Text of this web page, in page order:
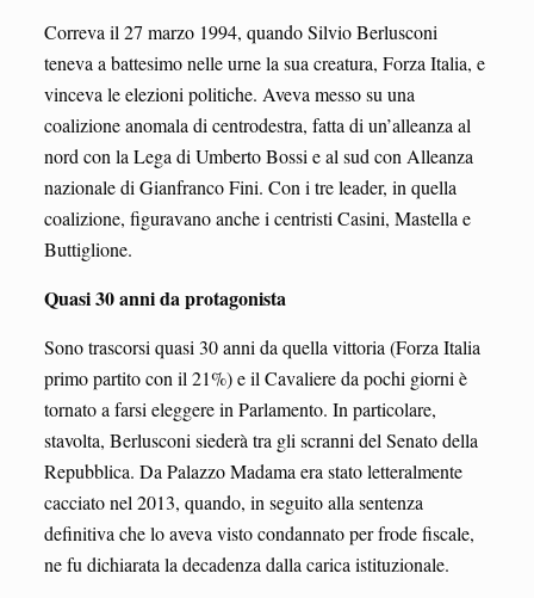
Correva il 27 marzo 1994, quando Silvio Berlusconi
teneva a battesimo nelle urne la sua creatura, Forza Italia, e
vinceva le elezioni politiche. Aveva messo su una
coalizione anomala di centrodestra, fatta di un’alleanza al
nord con la Lega di Umberto Bossi e al sud con Alleanza
nazionale di Gianfranco Fini. Con i tre leader, in quella
coalizione, figuravano anche i centristi Casini, Mastella e
Buttiglione.
Quasi 30 anni da protagonista
Sono trascorsi quasi 30 anni da quella vittoria (Forza Italia
primo partito con il 21%) e il Cavaliere da pochi giorni è
tornato a farsi eleggere in Parlamento. In particolare,
stavolta, Berlusconi siederà tra gli scranni del Senato della
Repubblica. Da Palazzo Madama era stato letteralmente
cacciato nel 2013, quando, in seguito alla sentenza
definitiva che lo aveva visto condannato per frode fiscale,
ne fu dichiarata la decadenza dalla carica istituzionale.